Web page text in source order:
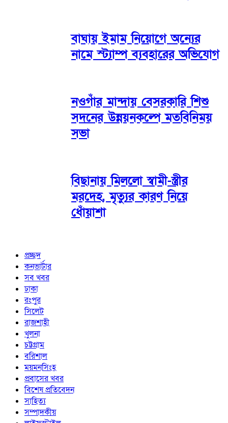
বাঘায় ইমাম নিয়োগে অন্যের
নামে স্ট্যাম্প ব্যবহারের অভিযোগ
নওগাঁর মান্দায় বেসরকারি শিশু
সদনের উন্নয়নকল্পে মতবিনিময়
সভা
বিছানায় মিললো স্বামী-স্ত্রীর
মরদেহ, মৃত্যুর কারণ নিয়ে
ধোঁয়াশা
প্রচ্ছদ
কনভার্টার
সব খবর
ঢাকা
রংপুর
সিলেট
রাজশাহী
খুলনা
চট্টগ্রাম
বরিশাল
ময়মনসিংহ
প্রবাসের খবর
বিশেষ প্রতিবেদন
সাহিত্য
সম্পাদকীয়